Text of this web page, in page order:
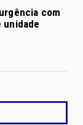
com
unidade